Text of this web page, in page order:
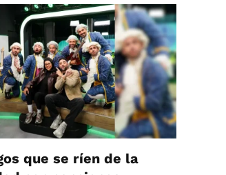
que se ríen de la